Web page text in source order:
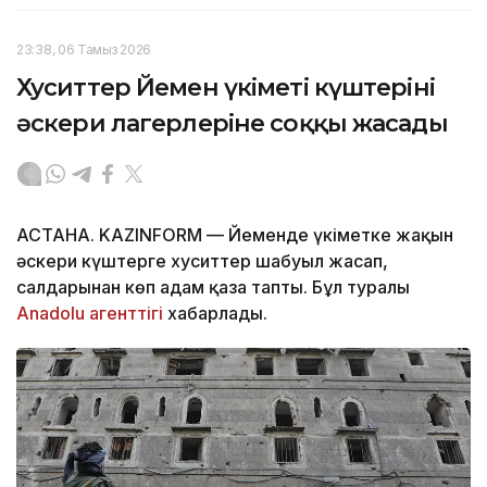
23:38, 06 Тамыз 2026
Хуситтер Йемен үкіметі күштерінің
әскери лагерлеріне соққы жасады
АСТАНА. KAZINFORM — Йеменде үкіметке жақын
әскери күштерге хуситтер шабуыл жасап,
салдарынан көп адам қаза тапты. Бұл туралы
Anadolu агенттігі хабарлады.